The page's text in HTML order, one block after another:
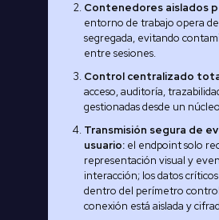
Contenedores aislados
entorno de trabajo opera
segregada, evitando
entre sesiones.
Control centralizado
acceso, auditoría,
gestionadas desde un
Transmisión segura de
usuario: el endpoint solo
representación visual y
interacción; los datos
dentro del perímetro
conexión está aislada y